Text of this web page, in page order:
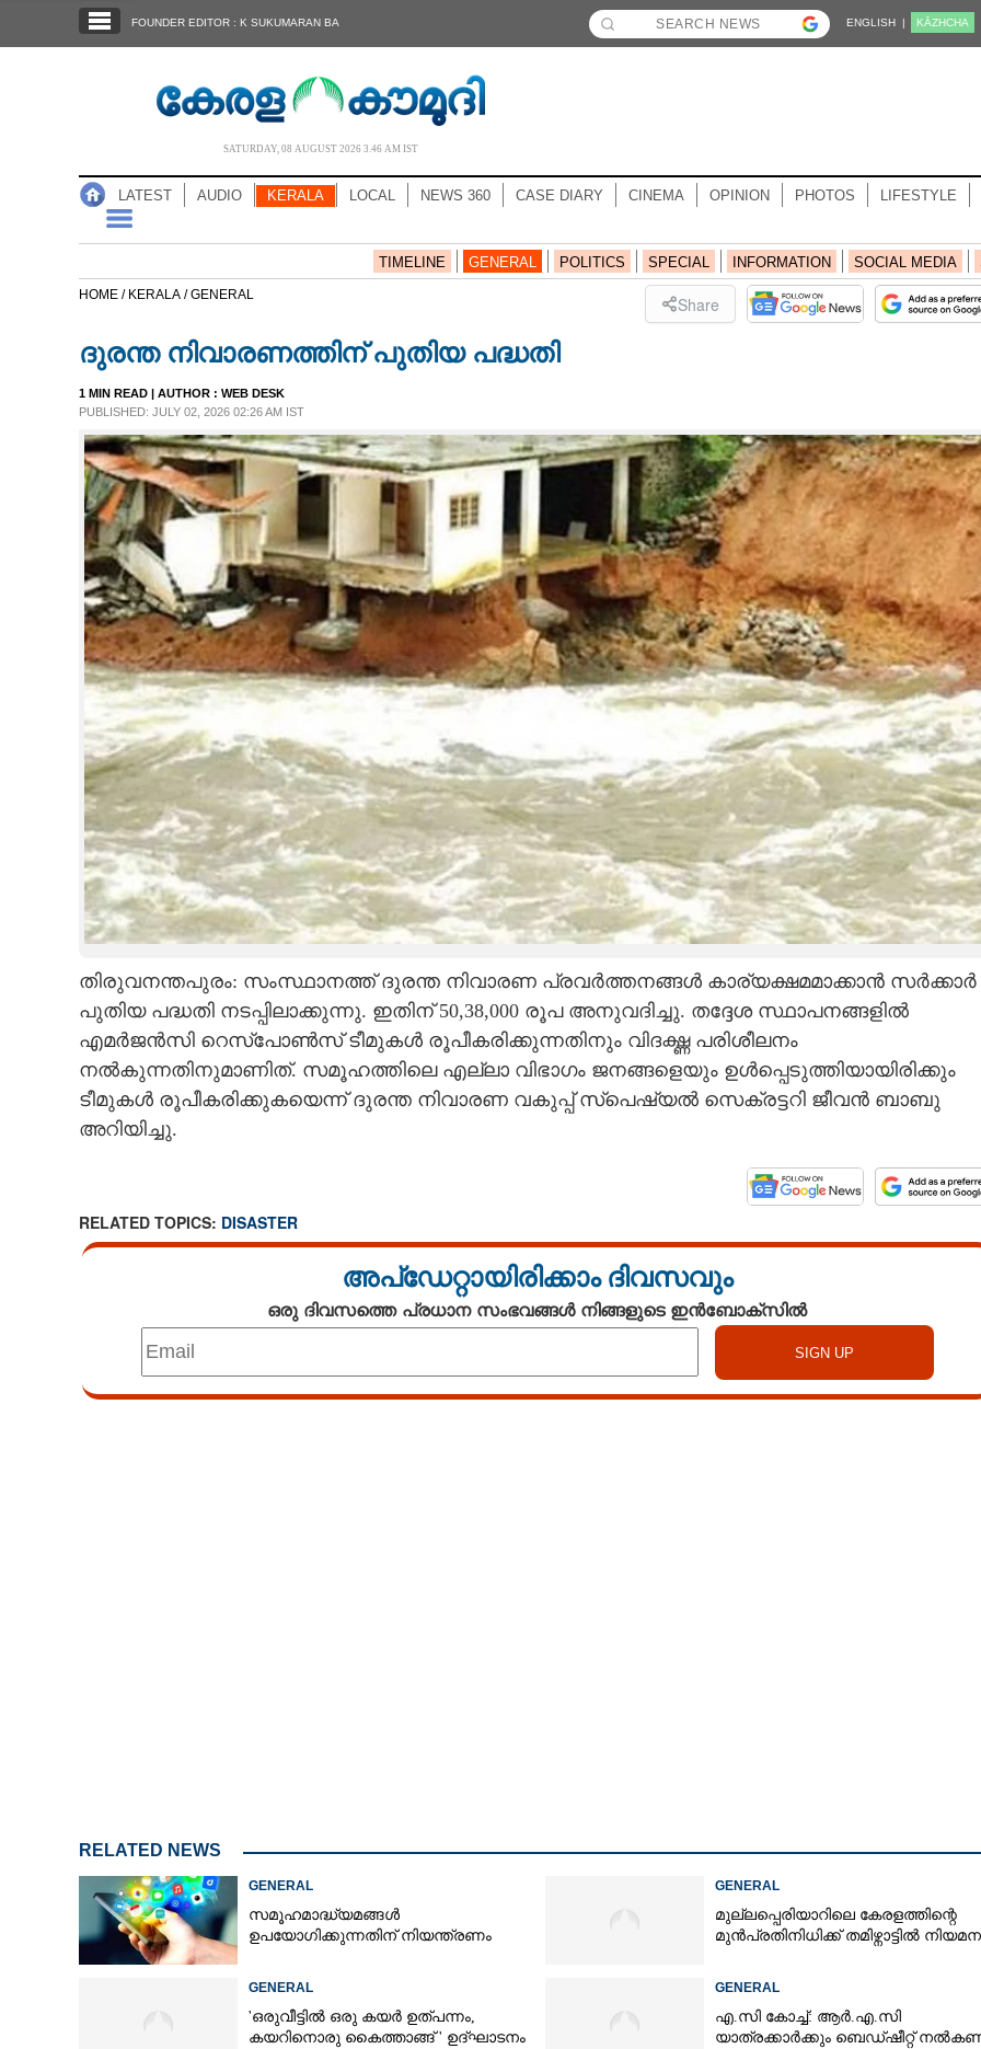
NOTIFIED NEWS
CASE DIARY
SPIRITUAL
CARTOONS
LITERATURE
FOUNDER EDITOR : K SUKUMARAN BA ENGLISH | KĀZHCHA
SATURDAY, 08 AUGUST 2026 3.46 AM IST
LATEST AUDIO KERALA LOCAL NEWS 360 CASE DIARY CINEMA OPINION PHOTOS LIFESTYLE
TIMELINE GENERAL POLITICS SPECIAL INFORMATION SOCIAL MEDIA
HOME / KERALA /GENERAL Share
ദുരന്ത നിവാരണത്തിന് പുതിയ പദ്ധതി
1 MIN READ | AUTHOR : WEB DESK
PUBLISHED: JULY 02, 2026 02:26 AM IST
തിരുവനന്തപുരം: സംസ്ഥാനത്ത് ദുരന്ത നിവാരണ പ്രവർത്തനങ്ങൾ കാര്യക്ഷമമാക്കാൻ സർക്കാർ
പുതിയ പദ്ധതി നടപ്പിലാക്കുന്നു. ഇതിന് 50,38,000 രൂപ അനുവദിച്ചു. തദ്ദേശ സ്ഥാപനങ്ങളിൽ
എമർജൻസി റെസ്‌പോൺസ് ടീമുകൾ രൂപീകരിക്കുന്നതിനും വിദഗ്ദ്ധ പരിശീലനം
നൽകുന്നതിനുമാണിത്. സമൂഹത്തിലെ എല്ലാ വിഭാഗം ജനങ്ങളെയും ഉൾപ്പെടുത്തിയായിരിക്കും
ടീമുകൾ രൂപീകരിക്കുകയെന്ന് ദുരന്ത നിവാരണ വകുപ്പ് സ്പെഷ്യൽ സെക്രട്ടറി ജീവൻ ബാബു
അറിയിച്ചു.
RELATED TOPICS: DISASTER
അപ്ഡേറ്റായിരിക്കാം ദിവസവും
ഒരു ദിവസത്തെ പ്രധാന സംഭവങ്ങൾ നിങ്ങളുടെ ഇൻബോക്സിൽ
RELATED NEWS
GENERAL
സമൂഹമാദ്ധ്യമങ്ങൾ
ഉപയോഗിക്കുന്നതിന് നിയന്ത്രണം
GENERAL
മുല്ലപ്പെരിയാറിലെ കേരളത്തിന്റെ
മുൻപ്രതിനിധിക്ക് തമിഴ്നാട്ടിൽ
GENERAL
'ഒരുവീട്ടിൽ ഒരു കയർ ഉത്പന്നം,
കയറിനൊരു കൈത്താങ്ങ് ' ഉദ്ഘാടനം
GENERAL
എ.സി കോച്ച്: ആർ.എ.സി
യാത്രക്കാർക്കും ബെഡ്ഷീറ്റ്